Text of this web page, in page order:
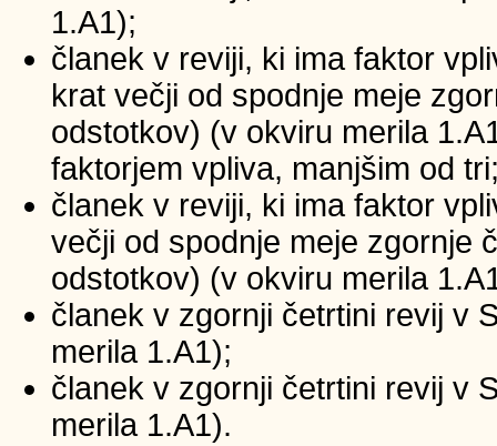
1.A1);
članek v reviji, ki ima faktor
krat večji od spodnje meje
odstotkov) (v okviru merila
faktorjem vpliva, manjšim od
članek v reviji, ki ima faktor
večji od spodnje meje zgornje
odstotkov) (v okviru merila
članek v zgornji četrtini revij v
merila 1.A1);
članek v zgornji četrtini revij v
merila 1.A1).